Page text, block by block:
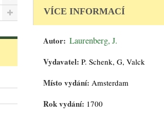
VÍCE INFORMACÍ
Autor: Laurenberg, J.
Vydavatel: P. Schenk, G, Valck
Místo vydání: Amsterdam
Rok vydání: 1700